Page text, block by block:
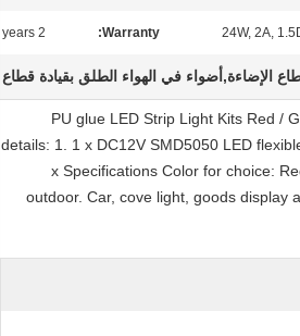
24W, 2A,
Warranty:
2 years
الإضاءة,أضواء في الهواء الطلق بقيادة قطاع
PU glue LED Strip Light Kits Red /
details: 1. 1 x DC12V SMD5050 LED
x Specifications Color for choice:
outdoor. Car, cove light, goods display